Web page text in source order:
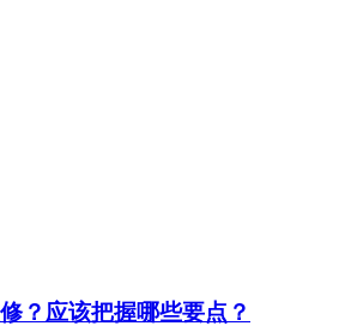
？应该把握哪些要点？